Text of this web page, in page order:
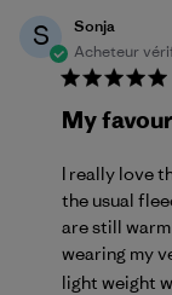
S
Sonja
Acheteur
My
I really love
the usual
are still
wearing my
light weight